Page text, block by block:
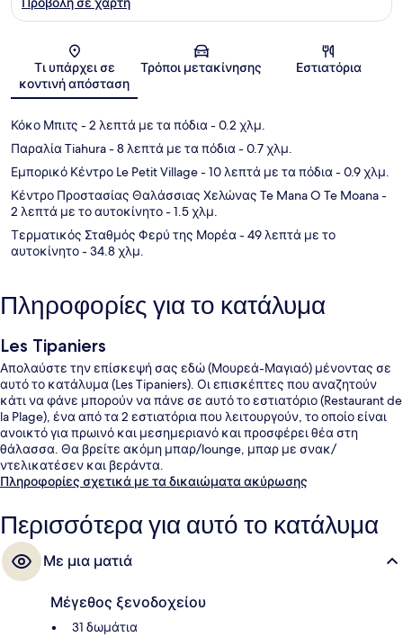
Χάρτης
Τι υπάρχει σε
κοντινή απόσταση
Τρόποι μετακίνησης Εστιατόρια
Κόκο Μπιτς - 2 λεπτά με τα πόδια- 0.2 χλμ.
Παραλία Tiahura- 8 λεπτά με τα πόδια- 0.7 χλμ.
Εμπορικό Κέντρο Le Petit Village- 10 λεπτά με τα πόδια- 0.9 χλμ.
Κέντρο Προστασίας Θαλάσσιας Χελώνας Te Mana O Te Moana-
2 λεπτά με το αυτοκίνητο- 1.5 χλμ.
Τερματικός Σταθμός Φερύ της Μορέα- 49 λεπτά με το
αυτοκίνητο- 34.8 χλμ.
Πληροφορίες για το κατάλυμα
Les Tipaniers
Απολαύστε την επίσκεψή σας εδώ (Μουρεά-Μαγιαό) μένοντας σε
αυτό το κατάλυμα (Les Tipaniers). Οι επισκέπτες που αναζητούν
κάτι να φάνε μπορούν να πάνε σε αυτό το εστιατόριο (Restaurant de
la Plage), ένα από τα 2 εστιατόρια που λειτουργούν, το οποίο είναι
ανοικτό για πρωινό και μεσημεριανό και προσφέρει θέα στη
θάλασσα. Θα βρείτε ακόμη μπαρ/lounge, μπαρ με σνακ/
ντελικατέσεν και βεράντα.
Πληροφορίες σχετικά με τα δικαιώματα ακύρωσης
Περισσότερα για αυτό το κατάλυμα
Με μια ματιά
Μέγεθος ξενοδοχείου
31 δωμάτια